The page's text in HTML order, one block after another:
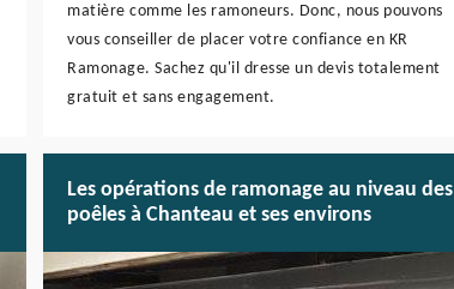
matière comme les ramoneurs. Donc, nous pouvons
vous conseiller de placer votre confiance en KR
Ramonage. Sachez qu'il dresse un devis totalement
gratuit et sans engagement.
Les opérations de ramonage au niveau des
poêles à Chanteau et ses environs